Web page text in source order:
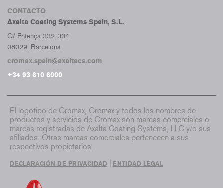
CONTACTO
Axalta Coating Systems Spain, S.L.
C/ Entença 332-334
08029. Barcelona
cromax.spain@axaltacs.com
+34 93 610 6000
El logotipo de Cromax, Cromax y todos los nombres de
productos y servicios de Cromax son marcas comerciales o
marcas registradas de Axalta Coating Systems, LLC y/o sus
afiliados. Otras marcas comerciales pertenecen a sus
respectivos propietarios.
DECLARACIÓN DE PRIVACIDAD ENTIDAD LEGAL